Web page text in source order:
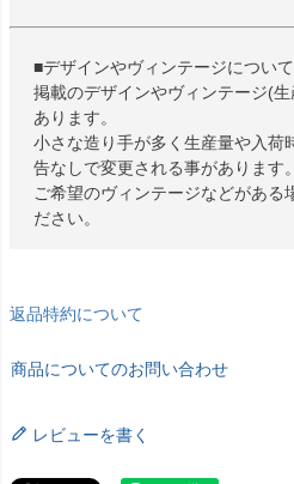
■デザインやヴィンテージについて
掲載のデザインやヴィンテージ(
あります。
小さな造り手が多く生産量や入荷
告なしで変更される事があります。
ご希望のヴィンテージなどがある
ださい。
返品特約について
商品についてのお問い合わせ
レビューを書く